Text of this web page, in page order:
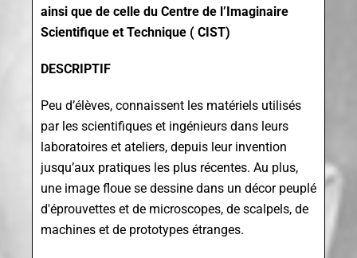
ainsi que de celle du Centre de l’Imaginaire
Scientifique et Technique ( CIST)
DESCRIPTIF
Peu d’élèves, connaissent les matériels utilisés
par les scientifiques et ingénieurs dans leurs
laboratoires et ateliers, depuis leur invention
jusqu’aux pratiques les plus récentes. Au plus,
une image floue se dessine dans un décor peuplé
d'éprouvettes et de microscopes, de scalpels, de
machines et de prototypes étranges.